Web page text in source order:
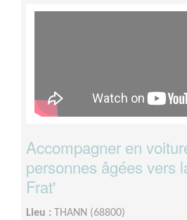
Accompagner en
personnes âgées vers
Frat'
Lieu : THANN (68800)